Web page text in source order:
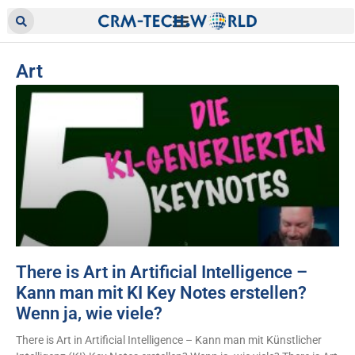
Art
There is Art in Artificial Intelligence –
Kann man mit KI Key Notes erstellen?
Wenn ja, wie viele?
There is Art in Artificial Intelligence – Kann man mit Künstlicher